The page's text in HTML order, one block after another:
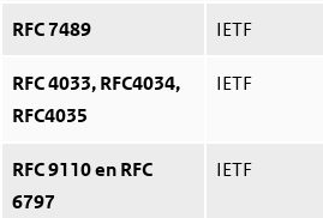
RFC 7489 IETF
RFC 4033, RFC4034,
RFC4035
IETF
RFC 9110 en RFC
6797
IETF